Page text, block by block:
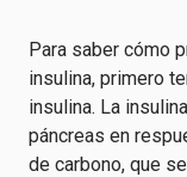
Para saber cómo
insulina, primero
insulina. La
páncreas en
de carbono, que